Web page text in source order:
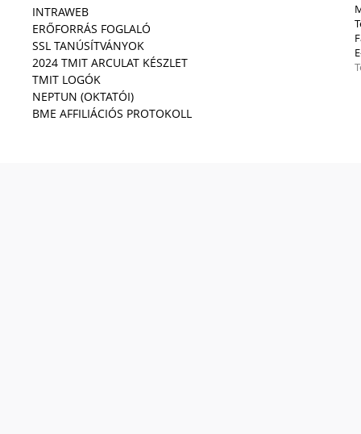
INTRAWEB
ERŐFORRÁS FOGLALÓ
SSL TANÚSÍTVÁNYOK
2024 TMIT ARCULAT KÉSZLET
TMIT LOGÓK
NEPTUN (OKTATÓI)
BME AFFILIÁCIÓS PROTOKOLL